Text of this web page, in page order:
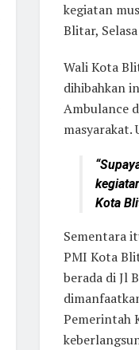
kegiatan
Blitar,
Wali Kota
dihibahkan
Ambulance
masyarakat.
Kota
Sementara
PMI Kota
berada di Jl
Pemerintah